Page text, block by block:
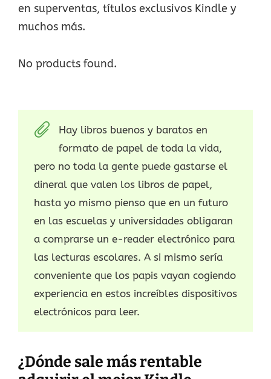
en superventas, títulos exclusivos Kindle y
muchos más.
No products found.
Hay libros buenos y baratos en
formato de papel de toda la vida,
pero no toda la gente puede gastarse el
dineral que valen los libros de papel,
hasta yo mismo pienso que en un futuro
en las escuelas y universidades obligaran
a comprarse un e-reader electrónico para
las lecturas escolares. A si mismo sería
conveniente que los papis vayan cogiendo
experiencia en estos increíbles dispositivos
electrónicos para leer.
¿Dónde sale más rentable